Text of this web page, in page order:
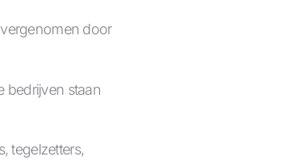
door
bedrijven staan
tegelzetters,